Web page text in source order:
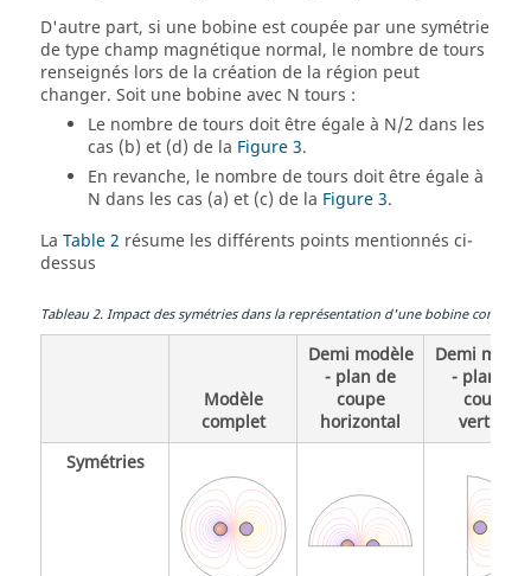
D'autre part, si une bobine est coupée par une symétrie
de type champ magnétique normal, le nombre de tours
renseignés lors de la création de la région peut
changer. Soit une bobine avec N tours :
Le nombre de tours doit être égale à N/2 dans les
cas (b) et (d) de la Figure 3.
En revanche, le nombre de tours doit être égale à
N dans les cas (a) et (c) de la Figure 3.
La Table 2 résume les différents points mentionnés ci-
dessus
Tableau2.Impact des symétries dans la représentation d'une bobine
Modèle
complet
Demi modèle
- plan de
coupe
horizontal
Demi
- plan de
coupe
vertical
Symétries